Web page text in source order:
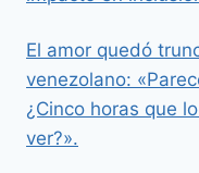
El amor quedó
venezolano:
¿Cinco horas que
ver?».